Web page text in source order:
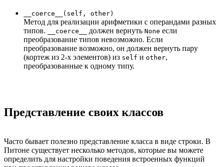
__coerce__(self, other)
Метод для реализации арифметики с операндами разных
типов.
__coerce__ должен вернуть None если
преобразование типов невозможно. Если
преобразование возможно, он должен вернуть пару
(кортеж из 2-х элементов) из self и other,
преобразованные к одному типу.
Представление своих классов
Часто бывает полезно представление класса в виде строки. В
Питоне существует несколько методов, которые вы можете
определить для настройки поведения встроенных функций